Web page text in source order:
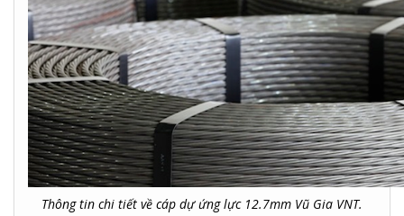
Thông tin chi tiết về cáp dự ứng lực 12.7mm Vũ Gia VNT.